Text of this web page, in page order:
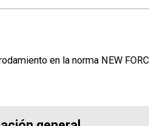
en la norma NEW